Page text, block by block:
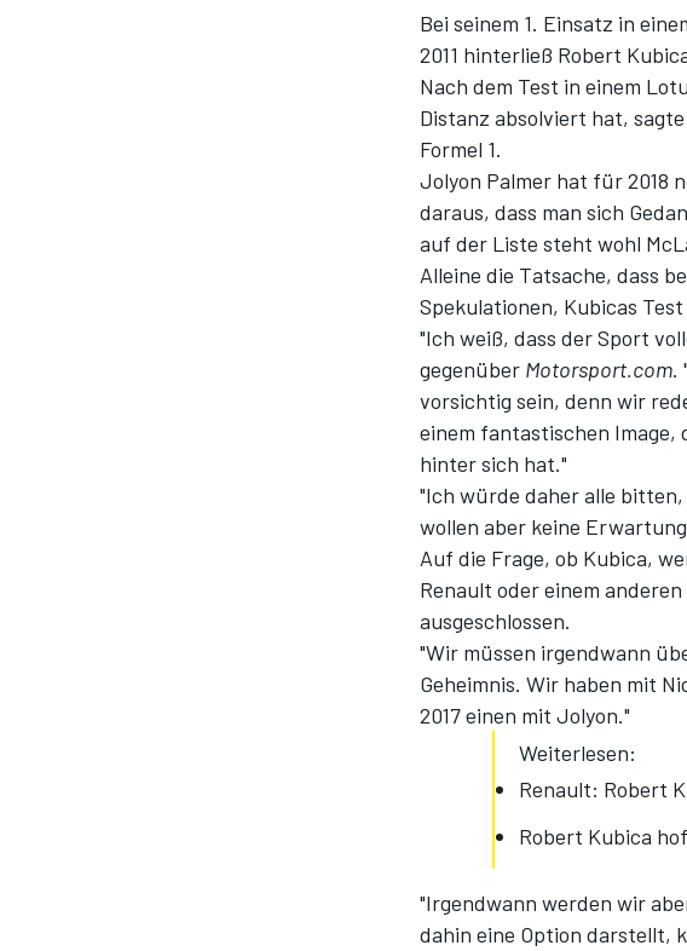
Bei seinem 1. Einsatz in
2011 hinterließ Robert
Nach dem Test in einem
Distanz absolviert hat,
Formel 1.
Jolyon Palmer hat für 2018
daraus, dass man sich
auf der Liste steht wohl
Alleine die Tatsache, dass
Spekulationen, Kubicas
"Ich weiß, dass der Sport
gegenüber Motorsport.com.
vorsichtig sein, denn wir
einem fantastischen Image,
hinter sich hat."
"Ich würde daher alle
wollen aber keine
Auf die Frage, ob Kubica,
Renault oder einem
ausgeschlossen.
"Wir müssen irgendwann
Geheimnis. Wir haben mit
2017 einen mit Jolyon."
Weiterlesen:
Renault: Robert
Robert Kubica
"Irgendwann werden wir
dahin eine Option darstellt,